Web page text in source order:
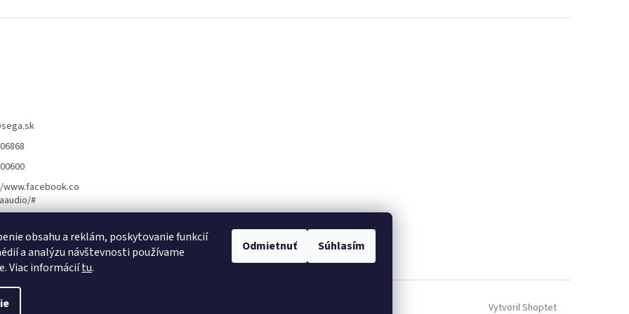
obsahu a reklám, poskytovanie funkcií
a analýzu návštevnosti používame
Viac informáciítu.
Odmietnuť Súhlasím
i
sega.sk
#
montáže ] [ Obchodné podmienky ] [ Kontakty ] [ Ochrana osobných údajov GDRP ]
Vytvoril Shoptet
nastavenie cookies